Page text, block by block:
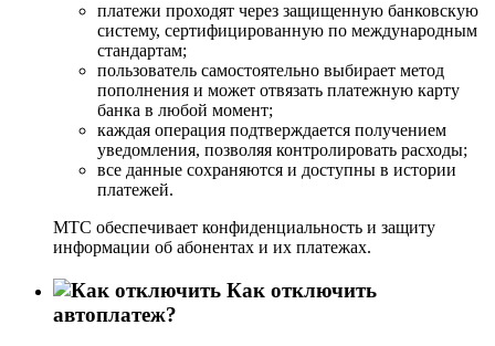
платежи проходят через защищенную банковскую
систему, сертифицированную по международным
стандартам;
пользователь самостоятельно выбирает метод
пополнения и может отвязать платежную карту
банка в любой момент;
каждая операция подтверждается получением
уведомления, позволяя контролировать расходы;
все данные сохраняются и доступны в истории
платежей.
МТС обеспечивает конфиденциальность и защиту
информации об абонентах и их платежах.
Как отключить
автоплатеж?